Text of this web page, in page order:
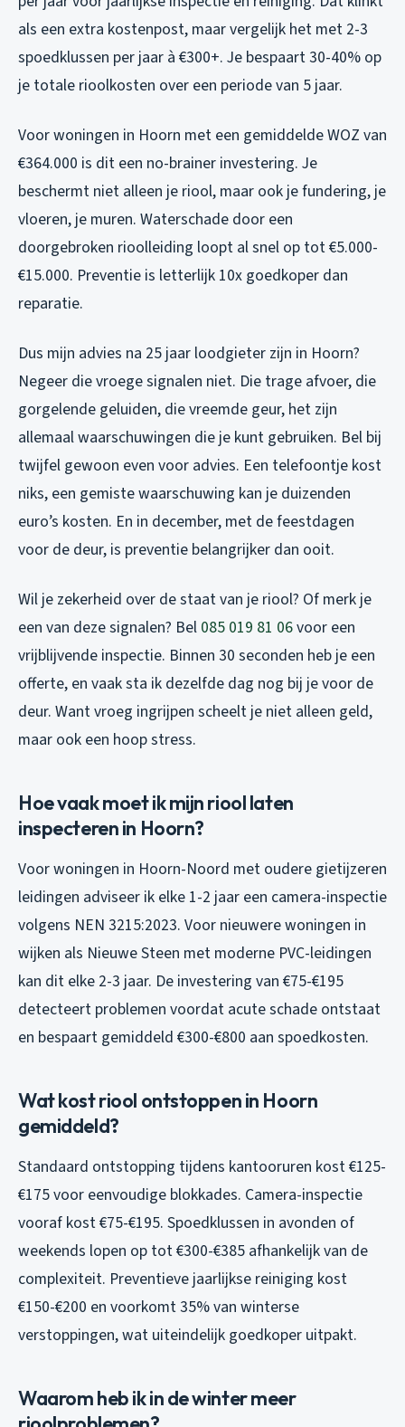
als een extra kostenpost, maar vergelijk het met 2-3
spoedklussen per jaar à €300+. Je bespaart 30-40% op
je totale rioolkosten over een periode van 5 jaar.
Voor woningen in Hoorn met een gemiddelde WOZ van
€364.000 is dit een no-brainer investering. Je
beschermt niet alleen je riool, maar ook je fundering, je
vloeren, je muren. Waterschade door een
doorgebroken rioolleiding loopt al snel op tot €5.000-
€15.000. Preventie is letterlijk 10x goedkoper dan
reparatie.
Dus mijn advies na 25 jaar loodgieter zijn in Hoorn?
Negeer die vroege signalen niet. Die trage afvoer, die
gorgelende geluiden, die vreemde geur, het zijn
allemaal waarschuwingen die je kunt gebruiken. Bel bij
twijfel gewoon even voor advies. Een telefoontje kost
niks, een gemiste waarschuwing kan je duizenden
euro’s kosten. En in december, met de feestdagen
voor de deur, is preventie belangrijker dan ooit.
Wil je zekerheid over de staat van je riool? Of merk je
een van deze signalen? Bel 085 019 81 06voor een
vrijblijvende inspectie. Binnen 30 seconden heb je een
offerte, en vaak sta ik dezelfde dag nog bij je voor de
deur. Want vroeg ingrijpen scheelt je niet alleen geld,
maar ook een hoop stress.
Hoe vaak moet ik mijn riool laten
inspecteren in Hoorn?
Voor woningen in Hoorn-Noord met oudere gietijzeren
leidingen adviseer ik elke 1-2 jaar een camera-inspectie
volgens NEN 3215:2023. Voor nieuwere woningen in
wijken als Nieuwe Steen met moderne PVC-leidingen
kan dit elke 2-3 jaar. De investering van €75-€195
detecteert problemen voordat acute schade ontstaat
en bespaart gemiddeld €300-€800 aan spoedkosten.
Wat kost riool ontstoppen in Hoorn
gemiddeld?
Standaard ontstopping tijdens kantooruren kost €125-
€175 voor eenvoudige blokkades. Camera-inspectie
vooraf kost €75-€195. Spoedklussen in avonden of
weekends lopen op tot €300-€385 afhankelijk van de
complexiteit. Preventieve jaarlijkse reiniging kost
€150-€200 en voorkomt 35% van winterse
verstoppingen, wat uiteindelijk goedkoper uitpakt.
Waarom heb ik in de winter meer